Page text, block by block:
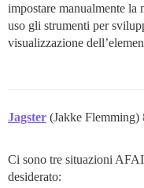
impostare manualmente la
uso gli strumenti per
visualizzazione
Jagster (Jakke Flemming)
Ci sono tre situazioni
desiderato: